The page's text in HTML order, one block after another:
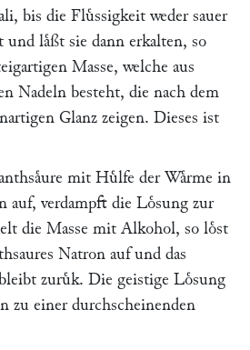
bis die Fluͤssigkeit weder sauer
und laͤßt sie dann erkalten, so
Masse, welche aus
Nadeln besteht, die nach dem
Glanz zeigen. Dieses ist
mit Huͤlfe der Waͤrme in
auf, verdampft die Loͤsung zur
die Masse mit Alkohol, so loͤst
Natron auf und das
zuruͤk. Die geistige Loͤsung
zu einer durchscheinenden